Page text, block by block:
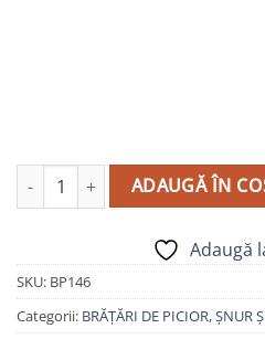
Cantitate Brățară de picior cu
ADAUGĂ ÎN
Adaugă
SKU: BP146
Categorii: BRĂȚĂRI DE PICIOR,ȘNUR